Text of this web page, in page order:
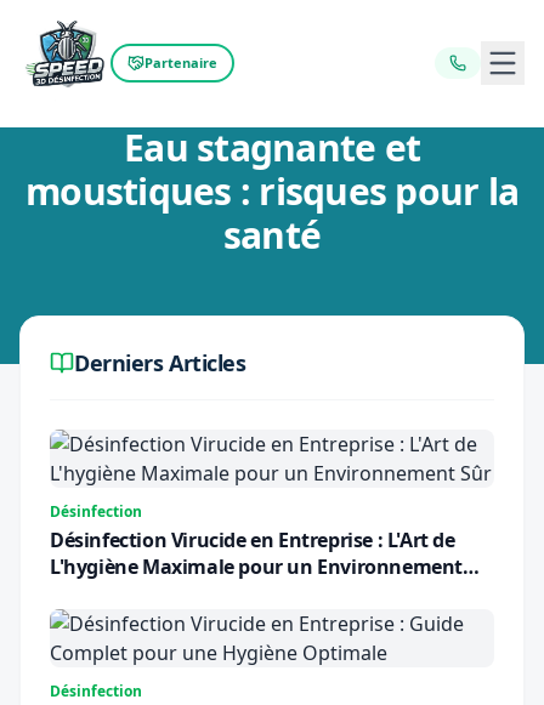
Partenaire
Retour au blog
Eau stagnante et
moustiques : risques pour la
santé
Derniers Articles
Désinfection
Désinfection Virucide en Entreprise : L'Art de
L'hygiène Maximale pour un Environnement
Désinfection